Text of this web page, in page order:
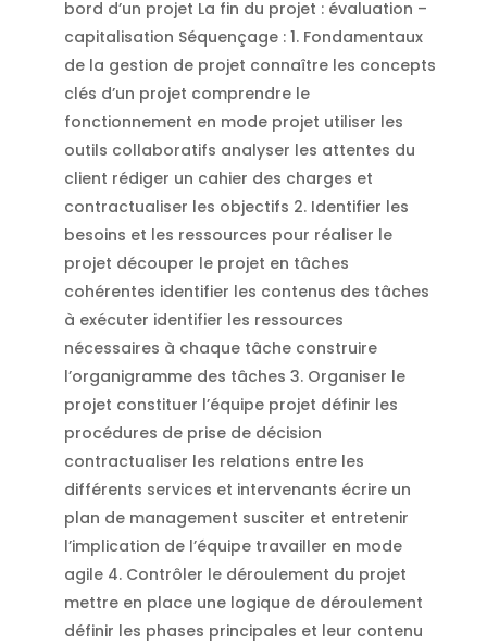
bord d’un projet La fin du projet : évaluation –
capitalisation Séquençage : 1. Fondamentaux
de la gestion de projet connaître les concepts
clés d’un projet comprendre le
fonctionnement en mode projet utiliser les
outils collaboratifs analyser les attentes du
client rédiger un cahier des charges et
contractualiser les objectifs 2. Identifier les
besoins et les ressources pour réaliser le
projet découper le projet en tâches
cohérentes identifier les contenus des tâches
à exécuter identifier les ressources
nécessaires à chaque tâche construire
l’organigramme des tâches 3. Organiser le
projet constituer l’équipe projet définir les
procédures de prise de décision
contractualiser les relations entre les
différents services et intervenants écrire un
plan de management susciter et entretenir
l’implication de l’équipe travailler en mode
agile 4. Contrôler le déroulement du projet
mettre en place une logique de déroulement
définir les phases principales et leur contenu